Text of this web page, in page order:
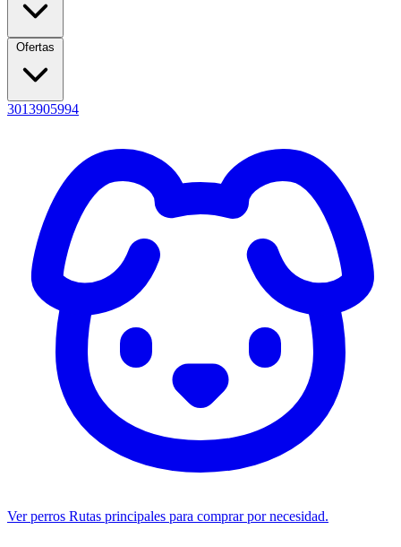
Ofertas
3013905994
Ver perros Rutas principales para comprar por necesidad.